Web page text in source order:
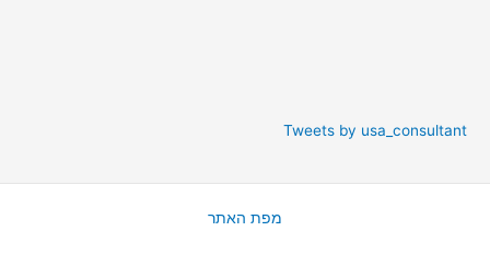
Tweets by usa_consultant
מפת האתר